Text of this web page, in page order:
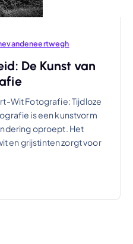
De Kunst van
Wit Fotografie: Tijdloze
is een kunstvorm
oproept. Het
en grijstinten zorgt voor